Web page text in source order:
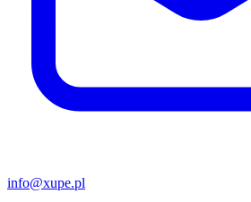
info@xupe.pl